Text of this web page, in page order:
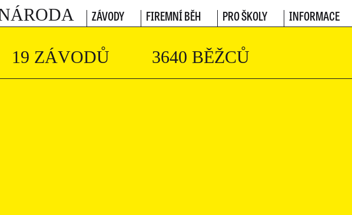
ZÁVODY FIREMNÍ BĚH PRO ŠKOLY INFORMACE
19 ZÁVODŮ 3640 BĚŽCŮ